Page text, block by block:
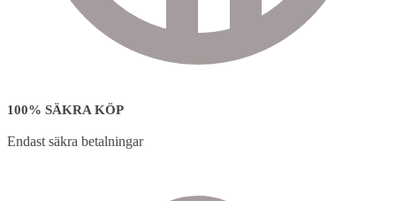
100% SÄKRA KÖP
Endast säkra betalningar